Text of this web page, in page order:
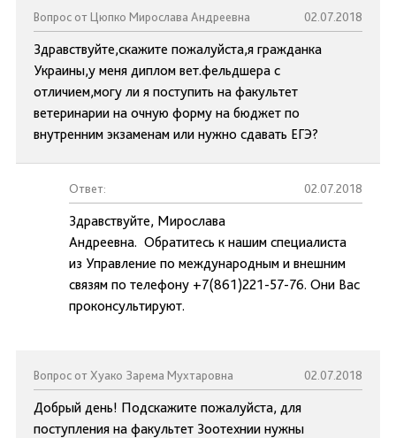
Вопрос от Цюпко Мирослава Андреевна 02.07.2018
Здравствуйте,скажите пожалуйста,я гражданка
Украины,у меня диплом вет.фельдшера с
отличием,могу ли я поступить на факультет
ветеринарии на очную форму на бюджет по
внутренним экзаменам или нужно сдавать ЕГЭ?
Ответ: 02.07.2018
Здравствуйте, Мирослава
Андреевна. Обратитесь к нашим специалиста
из Управление по международным и внешним
связям по телефону +7(861)221-57-76. Они Вас
проконсультируют.
Вопрос от Хуако Зарема Мухтаровна 02.07.2018
Добрый день! Подскажите пожалуйста, для
поступления на факультет Зоотехнии нужны